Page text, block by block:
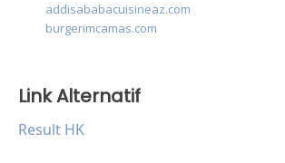
addisababacuisineaz.com
burgerimcamas.com
Link Alternatif
Result HK